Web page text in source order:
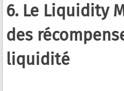
6. Le Liquidity
des
liquidité